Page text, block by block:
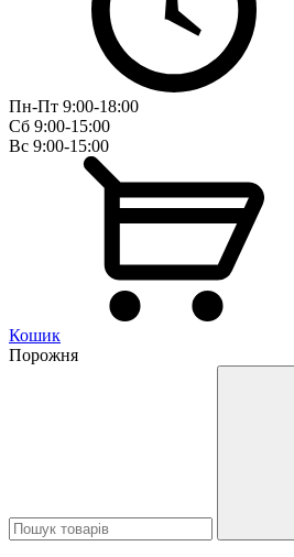
Пн-Пт 9:00-18:00
Сб 9:00-15:00
Вс 9:00-15:00
Кошик
Порожня